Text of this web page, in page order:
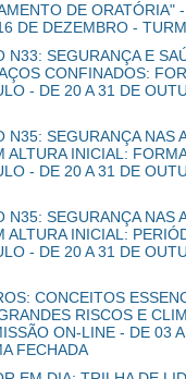
DE ORATÓRIA"
DE DEZEMBRO -
N33: SEGURANÇA E
CONFINADOS:
- DE 20 A 31 DE
N35: SEGURANÇA NAS
ALTURA INICIAL:
- DE 20 A 31 DE
N35: SEGURANÇA NAS
ALTURA INICIAL:
- DE 20 A 31 DE
CONCEITOS
RISCOS E
ON-LINE - DE 03
FECHADA